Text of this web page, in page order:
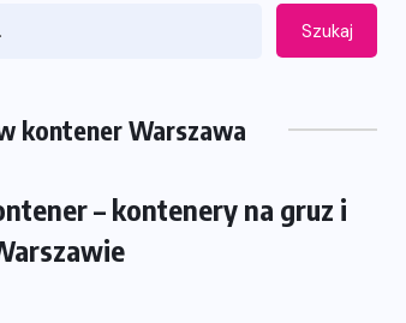
Szukaj
kontener Warszawa
– kontenery na gruz i